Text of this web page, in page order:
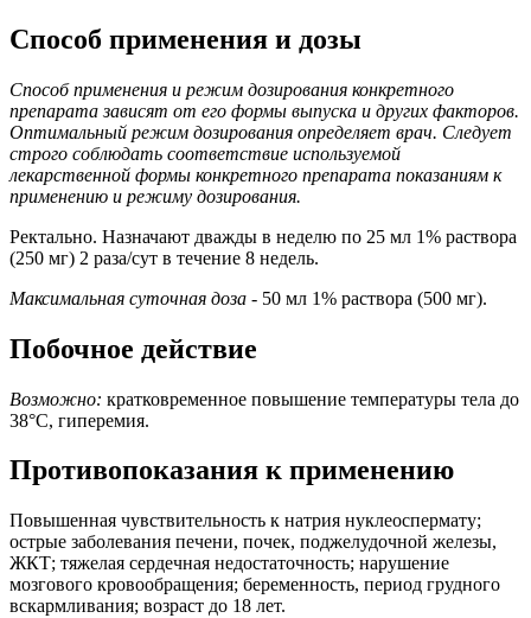
Способ применения и дозы
Способ применения и режим дозирования конкретного
препарата зависят от его формы выпуска и других факторов.
Оптимальный режим дозирования определяет врач. Следует
строго соблюдать соответствие используемой
лекарственной формы конкретного препарата показаниям к
применению и режиму дозирования.
Ректально. Назначают дважды в неделю по 25 мл 1% раствора
(250 мг) 2 раза/сут в течение 8 недель.
Максимальная суточная доза - 50 мл 1% раствора (500 мг).
Побочное действие
Возможно: кратковременное повышение температуры тела до
38°С, гиперемия.
Противопоказания к применению
Повышенная чувствительность к натрия нуклеоспермату;
острые заболевания печени, почек, поджелудочной железы,
ЖКТ; тяжелая сердечная недостаточность; нарушение
мозгового кровообращения; беременность, период грудного
вскармливания; возраст до 18 лет.